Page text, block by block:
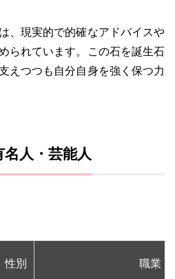
、現実的で的確なアドバイスや
られています。この石を誕生石
えつつも自分自身を強く保つ力
人・芸能人
性別 職業